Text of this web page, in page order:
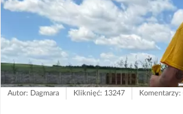
Autor: Dagmara Kliknięć: 13247 Komentarzy: